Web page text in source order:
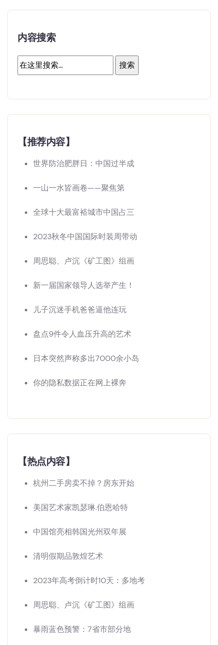
内容搜索
【推荐内容】
世界防治肥胖日：中国过半成
一山一水皆画卷——聚焦第
全球十大最富裕城市中国占三
2023秋冬中国国际时装周带动
周思聪、卢沉《矿工图》组画
新一届国家领导人选举产生！
儿子沉迷手机爸爸逼他连玩
盘点9件令人血压升高的艺术
日本突然声称多出7000余小岛
你的隐私数据正在网上裸奔
【热点内容】
杭州二手房卖不掉？房东开始
美国艺术家凯瑟琳.伯恩哈特
中国馆亮相韩国光州双年展
清明假期品敦煌艺术
2023年高考倒计时10天：多地考
周思聪、卢沉《矿工图》组画
暴雨蓝色预警：7省市部分地